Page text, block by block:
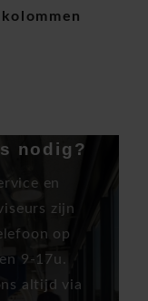
nodig?
en
zijn
op
9-17u.
altijd via